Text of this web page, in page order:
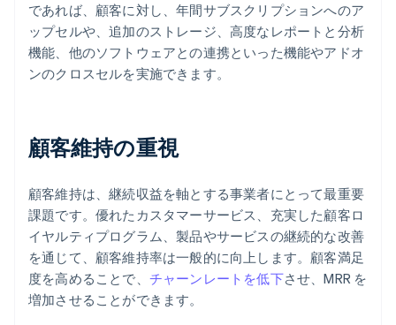
であれば、顧客に対し、年間サブスクリプションへのア
ップセルや、追加のストレージ、高度なレポートと分析
機能、他のソフトウェアとの連携といった機能やアドオ
ンのクロスセルを実施できます。
顧客維持の重視
顧客維持は、継続収益を軸とする事業者にとって最重要
課題です。優れたカスタマーサービス、充実した顧客ロ
イヤルティプログラム、製品やサービスの継続的な改善
を通じて、顧客維持率は一般的に向上します。顧客満足
度を高めることで、 チャーンレートを低下させ、MRR を
増加させることができます。